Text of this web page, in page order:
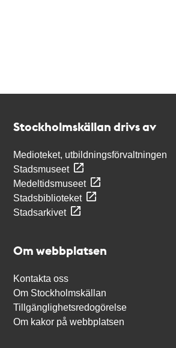
Stockholmskällan drivs av
Medioteket, utbildningsförvaltningen
Stadsmuseet
Medeltidsmuseet
Stadsbiblioteket
Stadsarkivet
Om webbplatsen
Kontakta oss
Om Stockholmskällan
Tillgänglighetsredogörelse
Om kakor på webbplatsen